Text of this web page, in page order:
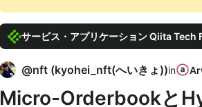
サービス・アプリケーション Qiita Tech
@nft (kyohei_nft(へいきょ))in
Micro-Orderbookと